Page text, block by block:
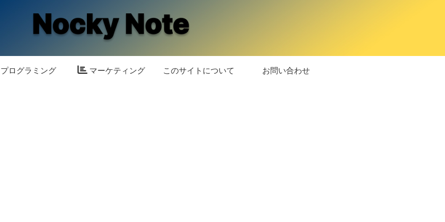
プログラミング マーケティング このサイトについて お問い合わせ